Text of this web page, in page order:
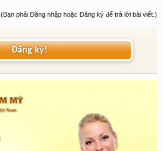
(Bạn phải Đăng nhập hoặc Đăng ký để trả lời bài viết.)
Đăng ký!